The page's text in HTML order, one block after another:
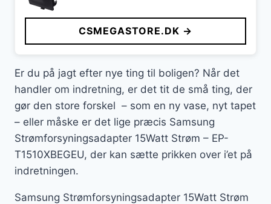
CSMEGASTORE.DK →
Er du på jagt efter nye ting til boligen? Når det
handler om indretning, er det tit de små ting, der
gør den store forskel – som en ny vase, nyt tapet
– eller måske er det lige præcis Samsung
Strømforsyningsadapter 15Watt Strøm – EP-
T1510XBEGEU, der kan sætte prikken over i’et på
indretningen.
Samsung Strømforsyningsadapter 15Watt Strøm